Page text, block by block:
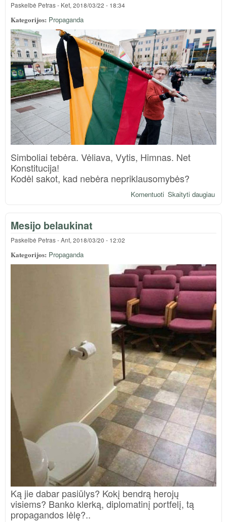
Paskelbė Petras- Ket, 2018/03/22 - 18:34
Kategorijos: Propaganda
Simboliai tebėra. Vėliava, Vytis, Himnas. Net
Konstitucija!
Kodėl sakot, kad nebėra nepriklausomybės?
Skaityti daugiauapie
Komentuoti
Mesijo belaukinat
Paskelbė Petras-Ant, 2018/03/20 - 12:02
Kategorijos: Propaganda
Ką jie dabar pasiūlys? Kokį bendrą herojų
visiems? Banko klerką, diplomatinį portfelį, tą
propagandos lėlę?..